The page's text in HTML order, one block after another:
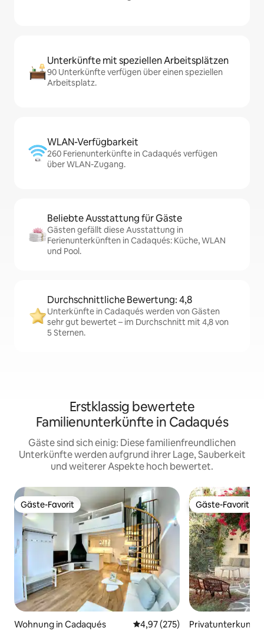
Unterkünfte mit speziellen Arbeitsplätzen
90 Unterkünfte verfügen über einen speziellen
Arbeitsplatz.
WLAN-Verfügbarkeit
260 Ferienunterkünfte in Cadaqués verfügen
über WLAN-Zugang.
Beliebte Ausstattung für Gäste
Gästen gefällt diese Ausstattung in
Ferienunterkünften in Cadaqués: Küche, WLAN
und Pool.
Durchschnittliche Bewertung: 4,8
Unterkünfte in Cadaqués werden von Gästen
sehr gut bewertet – im Durchschnitt mit 4,8 von
5 Sternen.
Erstklassig bewertete
Familienunterkünfte in Cadaqués
Gäste sind sich einig: Diese familienfreundlichen
Unterkünfte werden aufgrund ihrer Lage, Sauberkeit
und weiterer Aspekte hoch bewertet.
Gäste-Favorit
Gäste-Favorit
Wohnung in Cadaqués Durchschnittliche Bewertung:
4,97 (275)
Gäste-Favorit
Gäste-Favorit
Privatunterkunft